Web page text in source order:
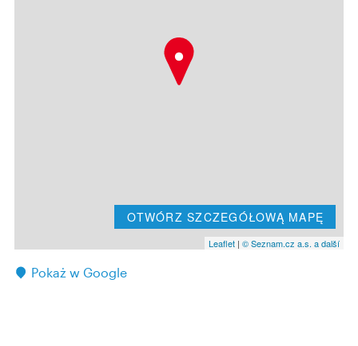
OTWÓRZ SZCZEGÓŁOWĄ MAPĘ
Leaflet | © Seznam.cz a.s. a další
Pokaż w Google